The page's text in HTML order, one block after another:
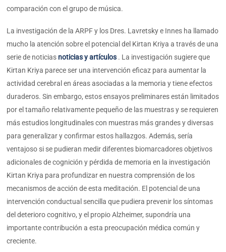
comparación con el grupo de música.
La investigación de la ARPF y los Dres. Lavretsky e Innes ha llamado
mucho la atención sobre el potencial del Kirtan Kriya a través de una
serie de noticias noticias y artículos . La investigación sugiere que
Kirtan Kriya parece ser una intervención eficaz para aumentar la
actividad cerebral en áreas asociadas a la memoria y tiene efectos
duraderos. Sin embargo, estos ensayos preliminares están limitados
por el tamaño relativamente pequeño de las muestras y se requieren
más estudios longitudinales con muestras más grandes y diversas
para generalizar y confirmar estos hallazgos. Además, sería
ventajoso si se pudieran medir diferentes biomarcadores objetivos
adicionales de cognición y pérdida de memoria en la investigación
Kirtan Kriya para profundizar en nuestra comprensión de los
mecanismos de acción de esta meditación. El potencial de una
intervención conductual sencilla que pudiera prevenir los síntomas
del deterioro cognitivo, y el propio Alzheimer, supondría una
importante contribución a esta preocupación médica común y
creciente.